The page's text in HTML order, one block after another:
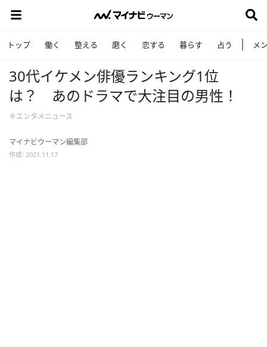
トップ 働く 整える 磨く 恋する 暮らす 占う メ
30代イケメン俳優ランキング1位
は？ あのドラマで大注目の男性！
＃エンタメニュース
マイナビウーマン編集部
作成: 2021.11.17